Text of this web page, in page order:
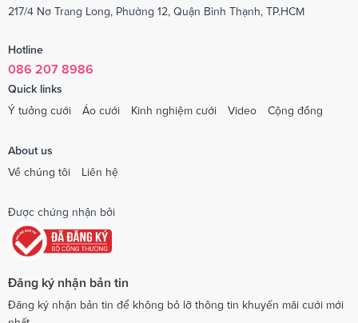
217/4 Nơ Trang Long, Phường 12, Quận Bình Thạnh, TP.HCM
Hotline
086 207 8986
Quick links
Ý tưởng cưới
Áo cưới Kinh nghiệm cưới Video Cộng đồng
About us
Về chúng tôi
Liên hệ
Được chứng nhận bởi
Đăng ký nhận bản tin
Đăng ký nhận bản tin để không bỏ lỡ thông tin khuyến mãi cưới mới